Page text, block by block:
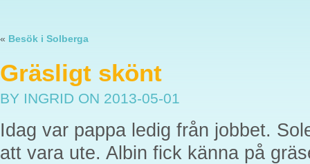
« Besök i Solberga
Gräsligt skönt
BY INGRID ON 2013-05-01
Idag var pappa ledig från jobbet.
att vara ute. Albin fick känna på